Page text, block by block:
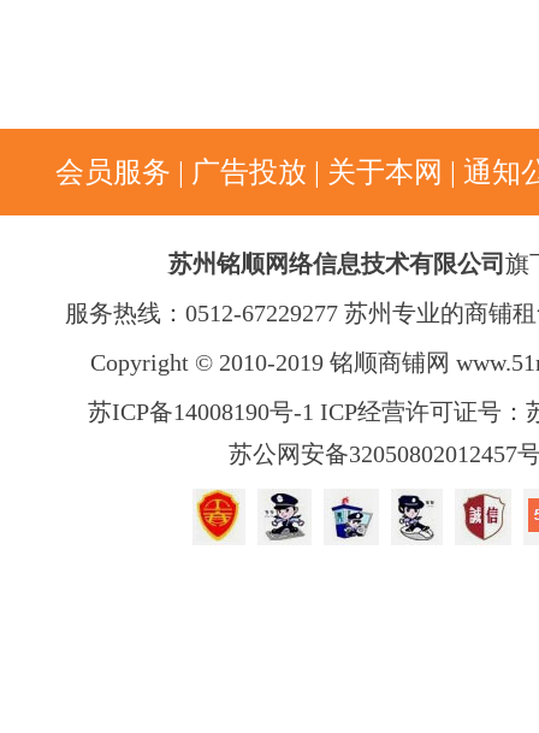
会员服务 | 广告投放 | 关于本网 | 通知
苏州铭顺网络信息技术有限公司 旗
服务热线：0512-67229277 苏州专业的商铺
Copyright © 2010-2019 铭顺商铺网
苏ICP备14008190号-1 ICP经营许可证号：
苏公网安备32050802012457